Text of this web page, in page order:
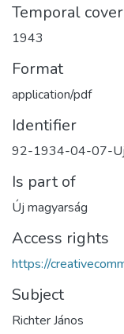
Temporal
1943
Format
application/pdf
Identifier
92-1934-04-07-
Is part of
Új magyarság
Access rights
https://
Subject
Richter János